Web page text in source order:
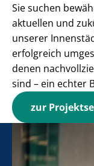
Sie suchen
aktuellen und
unserer
erfolgreich
denen
sind – ein echter
zur